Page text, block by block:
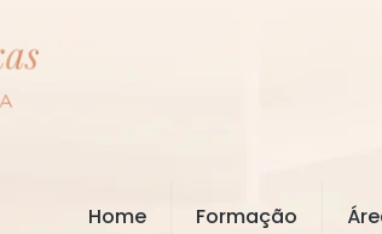
Home Formação